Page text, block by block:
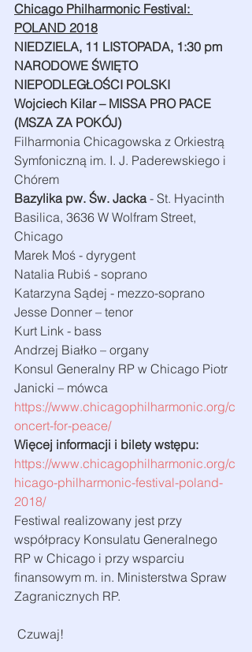
Chicago Philharmonic Festival:
POLAND 2018
NIEDZIELA, 11 LISTOPADA, 1:30 pm
NARODOWE ŚWIĘTO
NIEPODLEGŁOŚCI POLSKI
Wojciech Kilar – MISSA PRO PACE
(MSZA ZA POKÓJ)
Filharmonia Chicagowska z Orkiestrą
Symfoniczną im. I. J. Paderewskiego i
Chórem
Bazylika pw. Św. Jacka - St. Hyacinth
Basilica, 3636 W Wolfram Street,
Chicago
Marek Moś - dyrygent
Natalia Rubiś - soprano
Katarzyna Sądej - mezzo-soprano
Jesse Donner – tenor
Kurt Link - bass
Andrzej Białko – organy
Konsul Generalny RP w Chicago Piotr
Janicki – mówca
https://www.chicagophilharmonic.org/c
oncert-for-peace/
Więcej informacji i bilety wstępu:
https://www.chicagophilharmonic.org/c
hicago-philharmonic-festival-poland-
2018/
Festiwal realizowany jest przy
współpracy Konsulatu Generalnego
RP w Chicago i przy wsparciu
finansowym m. in. Ministerstwa Spraw
Zagranicznych RP.
Czuwaj!